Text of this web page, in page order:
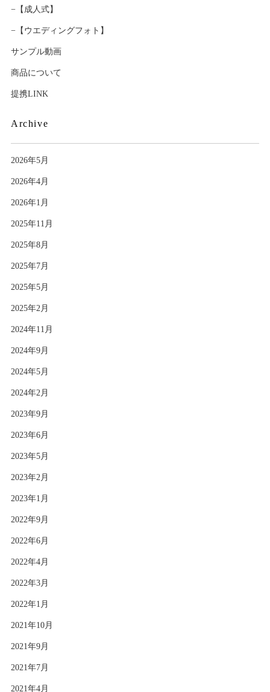
−【成人式】
−【ウエディングフォト】
サンプル動画
商品について
提携LINK
Archive
2026年5月
2026年4月
2026年1月
2025年11月
2025年8月
2025年7月
2025年5月
2025年2月
2024年11月
2024年9月
2024年5月
2024年2月
2023年9月
2023年6月
2023年5月
2023年2月
2023年1月
2022年9月
2022年6月
2022年4月
2022年3月
2022年1月
2021年10月
2021年9月
2021年7月
2021年4月